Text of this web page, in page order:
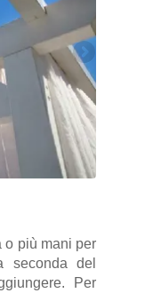
o più mani per
seconda del
Per